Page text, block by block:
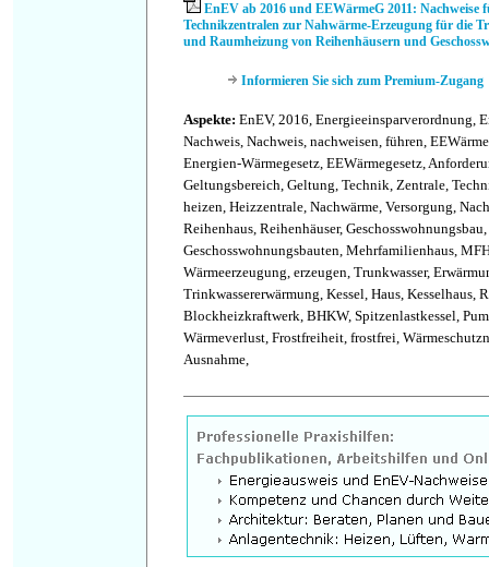
EnEV ab 2016 und EEWärmeG 2011: Nachweise
Technikzentralen zur Nahwärme-Erzeugung für die
und Raumheizung von Reihenhäusern und
Informieren Sie sich zum Premium-Zugang
Aspekte: EnEV, 2016, Energieeinsparverordnung,
Nachweis, Nachweis, nachweisen, führen,
Energien-Wärmegesetz, EEWärmegesetz,
Geltungsbereich, Geltung, Technik, Zentrale,
heizen, Heizzentrale, Nachwärme, Versorgung,
Reihenhaus, Reihenhäuser, Geschosswohnungsbau,
Geschosswohnungsbauten, Mehrfamilienhaus,
Wärmeerzeugung, erzeugen, Trunkwasser,
Trinkwassererwärmung, Kessel, Haus, Kesselhaus,
Blockheizkraftwerk, BHKW, Spitzenlastkessel,
Wärmeverlust, Frostfreiheit, frostfrei,
Ausnahme,